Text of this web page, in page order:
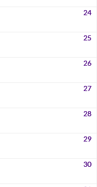
24
25
26
27
28
29
30